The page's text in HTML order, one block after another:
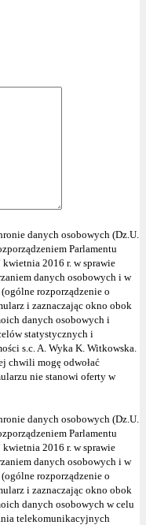
danych osobowych (Dz.U.
Parlamentu
2016 r. w sprawie
danych osobowych i w
rozporządzenie o
i zaznaczając okno obok
danych osobowych i
statystycznych i
s.c. A. Wyka K. Witkowska.
chwili mogę odwołać
nie stanowi oferty w
danych osobowych (Dz.U.
Parlamentu
2016 r. w sprawie
danych osobowych i w
rozporządzenie o
i zaznaczając okno obok
danych osobowych w celu
telekomunikacyjnych